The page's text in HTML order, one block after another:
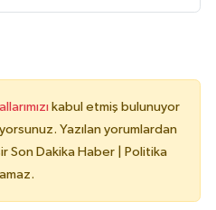
kabul etmiş bulunuyor
Yazılan yorumlardan
Son Dakika Haber | Politika